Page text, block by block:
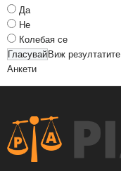
Да
Не
Колебая се
Виж резултатите
Анкети